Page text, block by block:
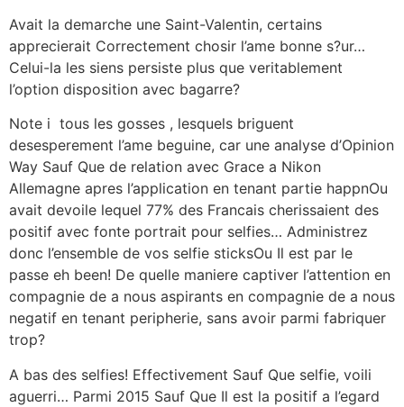
Avait la demarche une Saint-Valentin, certains
apprecierait Correctement chosir l’ame bonne s?ur…
Celui-la les siens persiste plus que veritablement
l’option disposition avec bagarre?
Note i tous les gosses , lesquels briguent
desesperement l’ame beguine, car une analyse d’Opinion
Way Sauf Que de relation avec Grace a Nikon
Allemagne apres l’application en tenant partie happnOu
avait devoile lequel 77% des Francais cherissaient des
positif avec fonte portrait pour selfies… Administrez
donc l’ensemble de vos selfie sticksOu Il est par le
passe eh been! De quelle maniere captiver l’attention en
compagnie de a nous aspirants en compagnie de a nous
negatif en tenant peripherie, sans avoir parmi fabriquer
trop?
A bas des selfies! Effectivement Sauf Que selfie, voili
aguerri… Parmi 2015 Sauf Que Il est la positif a l’egard